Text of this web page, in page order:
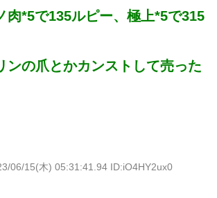
肉*5で135ルピー、極上*5で315
ンの爪とかカンストして売った
06/15(木) 05:31:41.94 ID:iO4HY2ux0